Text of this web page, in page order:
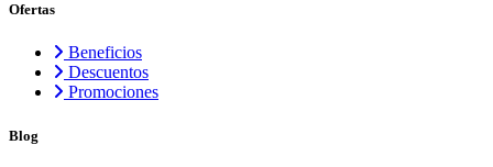
Ofertas
Beneficios
Descuentos
Promociones
Blog